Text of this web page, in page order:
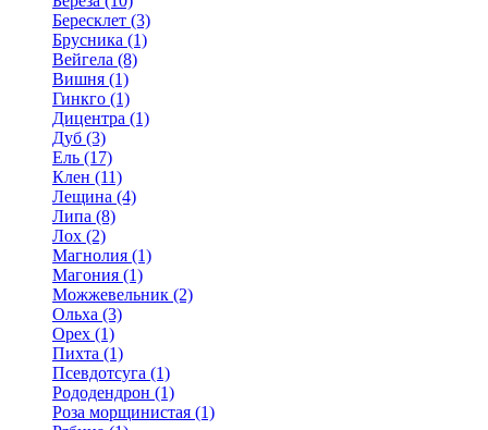
Бересклет (3)
Брусника (1)
Вейгела (8)
Вишня (1)
Гинкго (1)
Дицентра (1)
Дуб (3)
Ель (17)
Клен (11)
Лещина (4)
Липа (8)
Лох (2)
Магнолия (1)
Магония (1)
Можжевельник (2)
Ольха (3)
Орех (1)
Пихта (1)
Псевдотсуга (1)
Рододендрон (1)
Роза морщинистая (1)